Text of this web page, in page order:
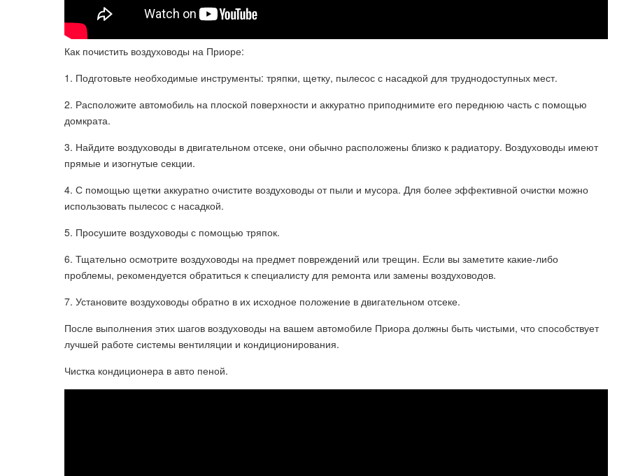
Как почистить воздуховоды на Приоре:
1. Подготовьте необходимые инструменты: тряпки, щетку, пылесос с насадкой для труднодоступных мест.
2. Расположите автомобиль на плоской поверхности и аккуратно приподнимите его переднюю часть с помощью
домкрата.
3. Найдите воздуховоды в двигательном отсеке, они обычно расположены близко к радиатору. Воздуховоды имеют
прямые и изогнутые секции.
4. С помощью щетки аккуратно очистите воздуховоды от пыли и мусора. Для более эффективной очистки можно
использовать пылесос с насадкой.
5. Просушите воздуховоды с помощью тряпок.
6. Тщательно осмотрите воздуховоды на предмет повреждений или трещин. Если вы заметите какие-либо
проблемы, рекомендуется обратиться к специалисту для ремонта или замены воздуховодов.
7. Установите воздуховоды обратно в их исходное положение в двигательном отсеке.
После выполнения этих шагов воздуховоды на вашем автомобиле Приора должны быть чистыми, что способствует
лучшей работе системы вентиляции и кондиционирования.
Чистка кондиционера в авто пеной.